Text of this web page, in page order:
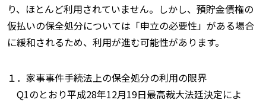
り、ほとんど利用されていません。しかし、預貯金債権の
仮払いの保全処分については「申立の必要性」がある場合
に緩和されるため、利用が進む可能性があります。
１．家事事件手続法上の保全処分の利用の限界
Q1のとおり平成28年12月19日最高裁大法廷決定によ